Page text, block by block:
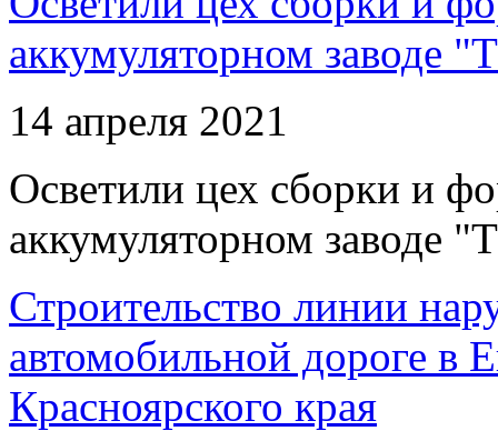
аккумуляторном заводе
14 апреля 2021
Осветили цех сборки и
аккумуляторном заводе
Строительство линии
автомобильной дороге в
Красноярского края